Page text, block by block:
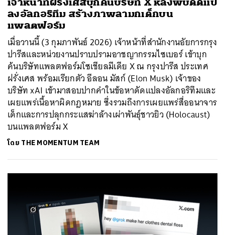
ลงอัลกอริทึม สร้างภาพลามกเด็กบน
แพลตฟอร์ม
เมื่อวานนี้ (3 กุมภาพันธ์ 2026) เจ้าหน้าที่สำนักงานอัยการกรุง
ปารีสและหน่วยงานปราบปรามอาชญากรรมไซเบอร์ เข้าบุก
ค้นบริษัทแพลตฟอร์มโซเชียลมีเดีย X ณ กรุงปารีส ประเทศ
ฝรั่งเศส พร้อมเรียกตัว อีลอน มัสก์ (Elon Musk) เจ้าของ
บริษัท xAI เข้ามาสอบปากคำในข้อหาดัดแปลงอัลกอริทึมและ
เผยแพร่เนื้อหาผิดกฎหมาย ซึ่งรวมถึงการเผยแพร่สื่ออนาจาร
เด็กและการปลุกกระแสฆ่าล้างเผ่าพันธุ์ชาวยิว (Holocaust)
บนแพลตฟอร์ม X
โดย THE MOMENTUM TEAM